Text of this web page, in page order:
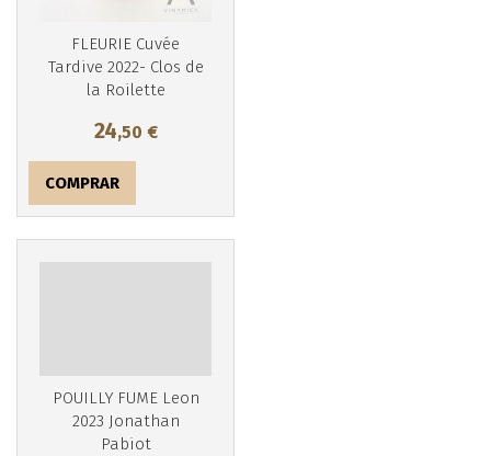
FLEURIE Cuvée
Tardive 2022- Clos de
la Roilette
24,50 €
COMPRAR
POUILLY FUME Leon
2023 Jonathan
Pabiot
Más info